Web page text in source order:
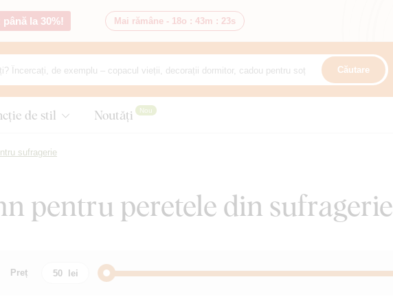
la 30%! Mai rămâne - 18o : 43m : 21s
Căutare
de stil Noutăți Nou
sufragerie
pentru peretele din sufragerie
Preț
Motiv